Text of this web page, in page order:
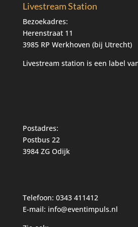
Livestream Station
Bezoekadres:
Herenstraat 11
3985 RP Werkhoven (bij Utrecht)
Livestream station is een label
Postadres:
Postbus 22
3984 ZG Odijk
Telefoon: 0343 411412
E-mail: info@eventimpuls.nl